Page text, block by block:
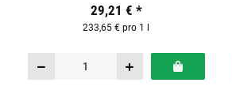
29,21 € *
233,65 € pro 1 l